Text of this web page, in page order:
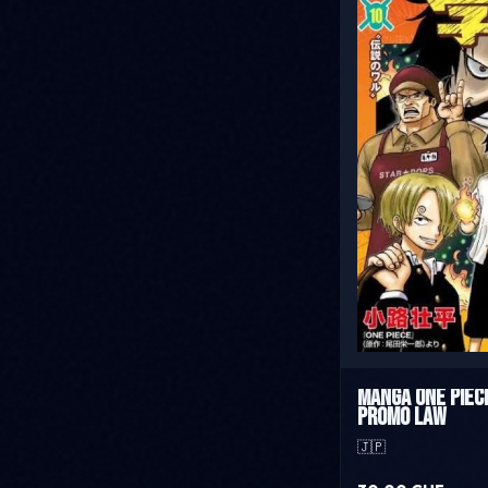
Manga One
Promo Law
🇯🇵